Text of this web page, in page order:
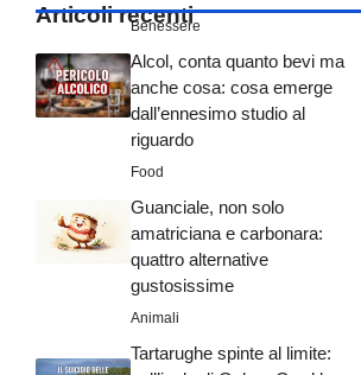
Articoli recenti
Benessere
Alcol, conta quanto bevi ma
anche cosa: cosa emerge
dall’ennesimo studio al
riguardo
Food
Guanciale, non solo
amatriciana e carbonara:
quattro alternative
gustosissime
Animali
Tartarughe spinte al limite: